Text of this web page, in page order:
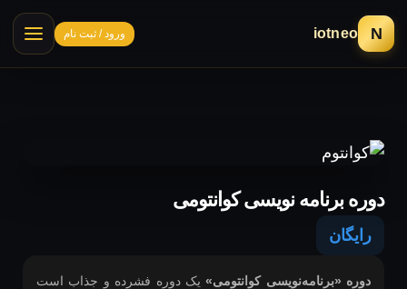
N
iotneo ورود / ثبت نام
دوره برنامه نویسی کوانتومی
رایگان
دوره «برنامه‌نویسی کوانتومی»یک دوره فشرده و جذاب است